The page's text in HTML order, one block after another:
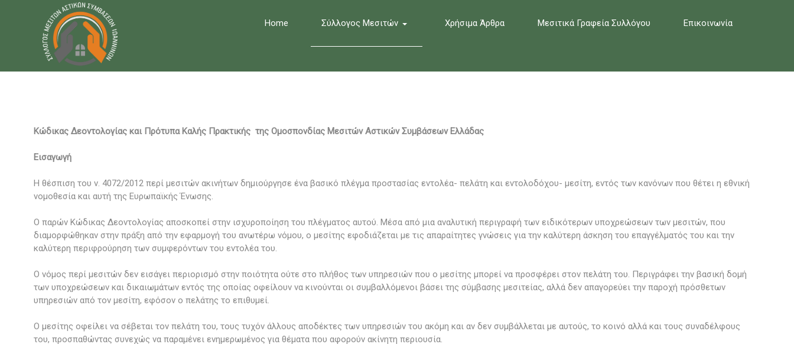
Home Σύλλογος Μεσιτών Χρήσιμα Άρθρα Μεσιτικά Γραφεία Συλλόγου Επικοινωνία
Κώδικας Δεοντολογίας και Πρότυπα Καλής Πρακτικής της Ομοσπονδίας Μεσιτών Αστικών Συμβάσεων Ελλάδας
Εισαγωγή
Η θέσπιση του ν. 4072/2012 περί μεσιτών ακινήτων δημιούργησε ένα βασικό πλέγμα προστασίας εντολέα- πελάτη και εντολοδόχου- μεσίτη, εντός των κανόνων που θέτει η εθνική
νομοθεσία και αυτή της Ευρωπαϊκής Ένωσης.
Ο παρών Κώδικας Δεοντολογίας αποσκοπεί στην ισχυροποίηση του πλέγματος αυτού. Μέσα από μια αναλυτική περιγραφή των ειδικότερων υποχρεώσεων των μεσιτών, που
διαμορφώθηκαν στην πράξη από την εφαρμογή του ανωτέρω νόμου, ο μεσίτης εφοδιάζεται με τις απαραίτητες γνώσεις για την καλύτερη άσκηση του επαγγέλματός του και την
καλύτερη περιφρούρηση των συμφερόντων του εντολέα του.
Ο νόμος περί μεσιτών δεν εισάγει περιορισμό στην ποιότητα ούτε στο πλήθος των υπηρεσιών που ο μεσίτης μπορεί να προσφέρει στον πελάτη του. Περιγράφει την βασική δομή
των υποχρεώσεων και δικαιωμάτων εντός της οποίας οφείλουν να κινούνται οι συμβαλλόμενοι βάσει της σύμβασης μεσιτείας, αλλά δεν απαγορεύει την παροχή πρόσθετων
υπηρεσιών από τον μεσίτη, εφόσον ο πελάτης το επιθυμεί.
Ο μεσίτης οφείλει να σέβεται τον πελάτη του, τους τυχόν άλλους αποδέκτες των υπηρεσιών του ακόμη και αν δεν συμβάλλεται με αυτούς, το κοινό αλλά και τους συναδέλφους
του, προσπαθώντας συνεχώς να παραμένει ενημερωμένος για θέματα που αφορούν ακίνητη περιουσία.